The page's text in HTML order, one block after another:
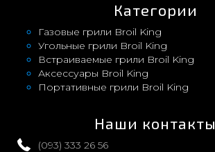
Категории
Газовые грили Broil King
Угольные грили Broil King
Встраиваемые грили Broil King
Аксессуары Broil King
Портативные грили Broil King
Наши контакты
(093) 333 26 56